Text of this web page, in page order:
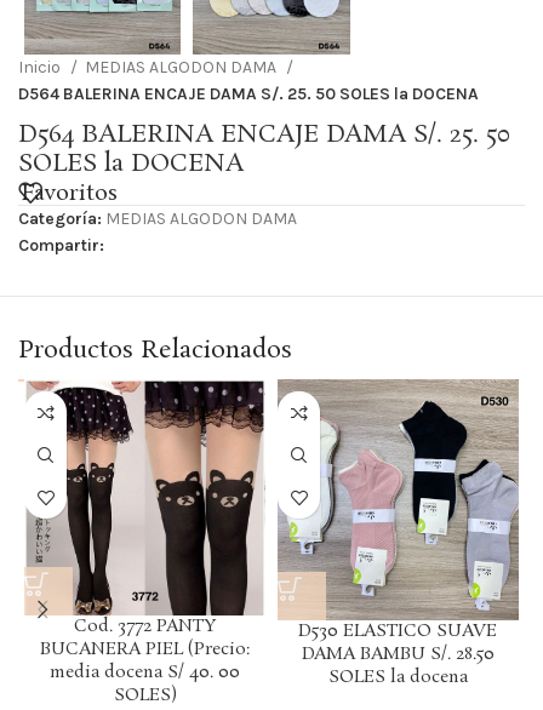
Inicio
MEDIAS ALGODON DAMA
D564 BALERINA ENCAJE DAMA S/. 25. 50 SOLES la DOCENA
D564 BALERINA ENCAJE DAMA S/. 25. 50
SOLES la DOCENA
Favoritos
Categoría: MEDIAS ALGODON DAMA
Compartir:
Productos Relacionados
Cod. 3772 PANTY
BUCANERA PIEL (Precio:
media docena S/ 40. 00
SOLES)
D530 ELASTICO SUAVE
DAMA BAMBU S/. 28.50
SOLES la docena